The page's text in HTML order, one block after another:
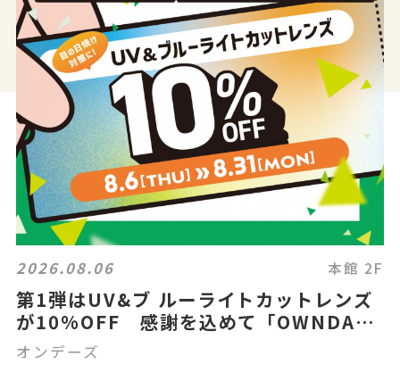
2026.08.06 本館 2F
第1弾はUV&ブ ルーライトカットレンズ
が10%OFF 感謝を込めて「OWNDAYS
THANK YOU FESTA」スタート!
オンデーズ